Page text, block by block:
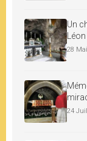
Un
28
24